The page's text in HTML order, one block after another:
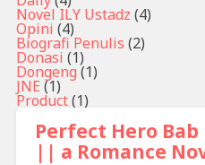
Novel ILY Ustadz (4)
Opini (4)
Biografi Penulis (2)
Donasi (1)
Dongeng (1)
JNE (1)
Product(1)
Perfect Hero Bab
|| a Romance